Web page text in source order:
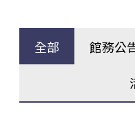
全部 館務公